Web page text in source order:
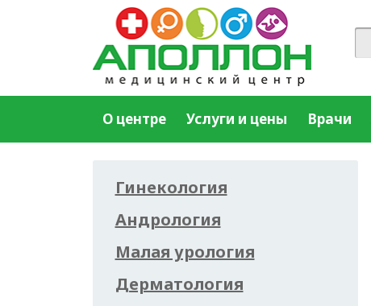
О центре Услуги и цены Врачи
Гинекология
Андрология
Малая урология
Дерматология